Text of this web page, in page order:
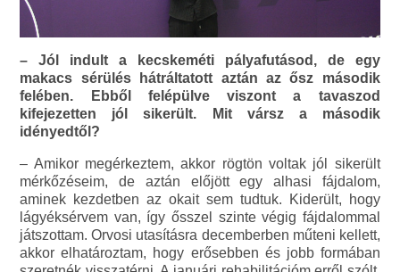
– Jól indult a kecskeméti pályafutásod, de egy
makacs sérülés hátráltatott aztán az ősz második
felében. Ebből felépülve viszont a tavaszod
kifejezetten jól sikerült. Mit vársz a második
idényedtől?
– Amikor megérkeztem, akkor rögtön voltak jól sikerült
mérkőzéseim, de aztán előjött egy alhasi fájdalom,
aminek kezdetben az okait sem tudtuk. Kiderült, hogy
lágyéksérvem van, így ősszel szinte végig fájdalommal
játszottam. Orvosi utasításra decemberben műteni kellett,
akkor elhatároztam, hogy erősebben és jobb formában